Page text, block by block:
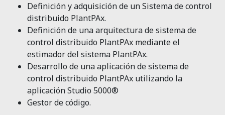
Definición y adquisición de un Sistema de control
distribuido PlantPAx.
Definición de una arquitectura de sistema de
control distribuido PlantPAx mediante el
estimador del sistema PlantPAx.
Desarrollo de una aplicación de sistema de
controldistribuido PlantPAx utilizando la
aplicación Studio 5000®
Gestor de código.